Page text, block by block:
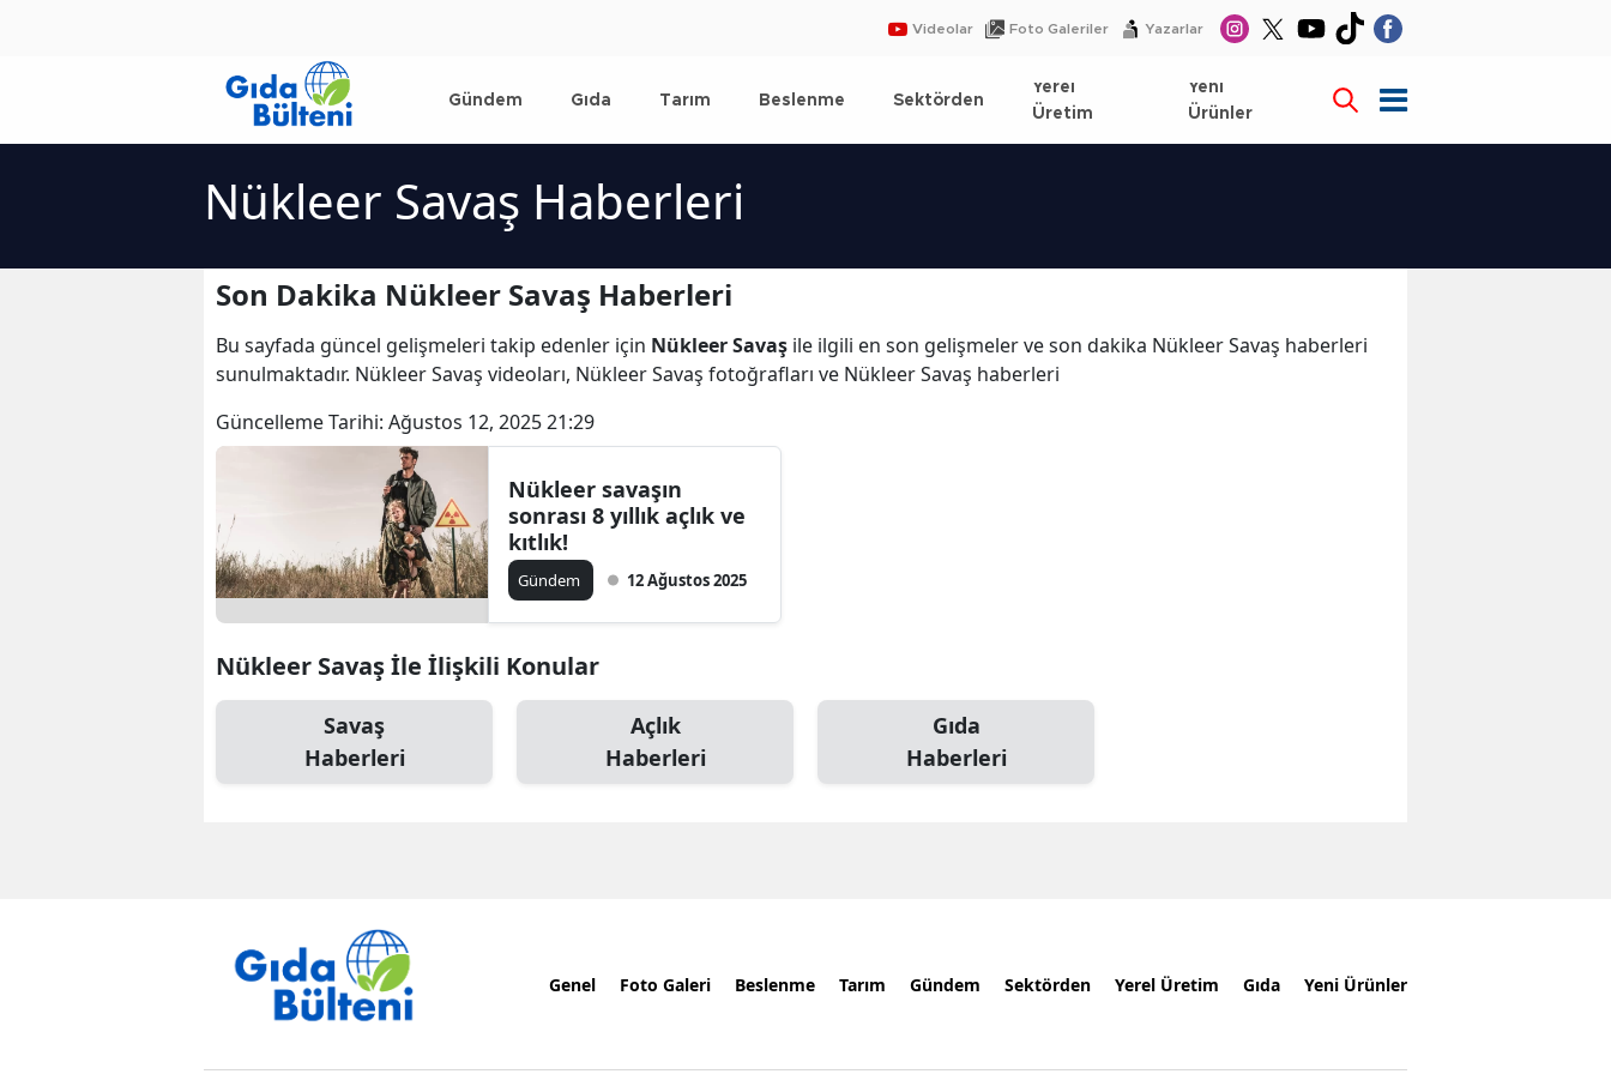
Videolar Foto Galeriler Yazarlar
Gündem Gıda Tarım Beslenme Sektörden
Yerel
Üretim
Yeni
Ürünler
Nükleer Savaş Haberleri
Son Dakika Nükleer Savaş Haberleri
Bu sayfada güncel gelişmeleri takip edenler için Nükleer Savaş ile ilgili en son gelişmeler ve son dakika Nükleer Savaş haberleri
sunulmaktadır. Nükleer Savaş videoları, Nükleer Savaş fotoğrafları ve Nükleer Savaş haberleri
Güncelleme Tarihi: Ağustos 12, 2025 21:29
Nükleer savaşın
sonrası 8 yıllık açlık ve
kıtlık!
Gündem 12 Ağustos 2025
Nükleer Savaş İle İlişkili Konular
Savaş
Haberleri
Açlık
Haberleri
Gıda
Haberleri
Genel Foto Galeri Beslenme Tarım Gündem Sektörden Yerel Üretim Gıda Yeni Ürünler